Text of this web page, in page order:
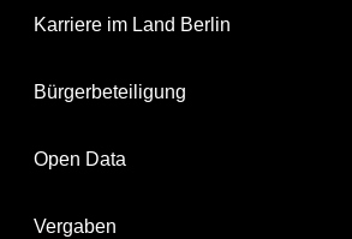
Karriere im Land Berlin
Bürgerbeteiligung
Open Data
Vergaben